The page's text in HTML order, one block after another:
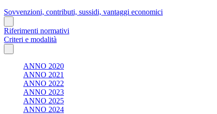
Sovvenzioni, contributi, sussidi, vantaggi economici
Riferimenti normativi
Criteri e modalità
ANNO 2020
ANNO 2021
ANNO 2022
ANNO 2023
ANNO 2025
ANNO 2024